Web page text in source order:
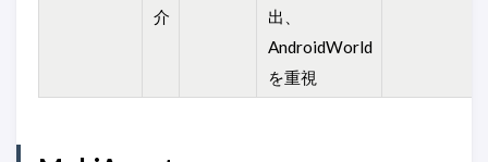
介
出、
AndroidWorld
を重視